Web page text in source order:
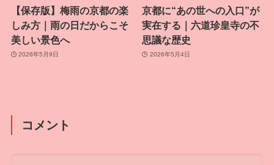
【保存版】梅雨の京都の楽
しみ方｜雨の日だからこそ
美しい景色へ
2026年5月9日
京都に“あの世への入口”が
実在する｜六道珍皇寺の不
思議な歴史
2026年5月4日
コメント